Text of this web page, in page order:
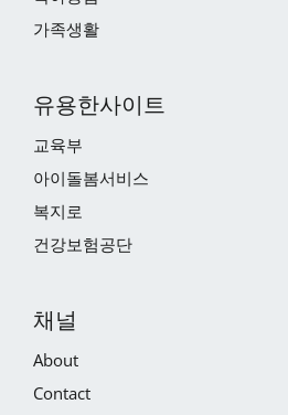
가족생활
유용한사이트
교육부
아이돌봄서비스
복지로
건강보험공단
채널
About
Contact